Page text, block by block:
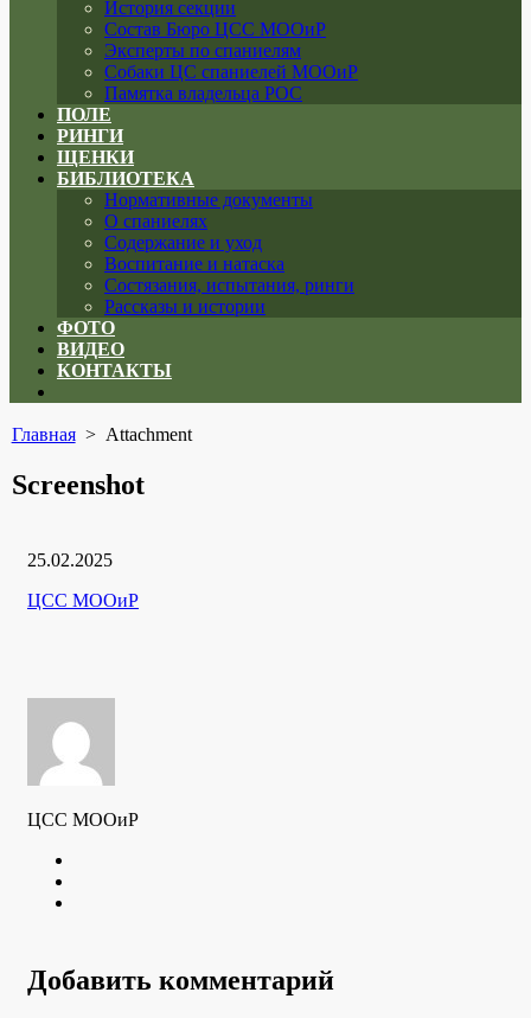
История секции
Состав Бюро ЦСС МООиР
Эксперты по спаниелям
Собаки ЦС спаниелей МООиР
Памятка владельца РОС
ПОЛЕ
РИНГИ
ЩЕНКИ
БИБЛИОТЕКА
Нормативные документы
О спаниелях
Содержание и уход
Воспитание и натаска
Состязания, испытания, ринги
Рассказы и истории
ФОТО
ВИДЕО
КОНТАКТЫ
menu
Главная> Attachment
Screenshot
Дата
25.02.2025
Рубрики
Автор
ЦСС МООиР
ЦСС МООиР
Добавить комментарий